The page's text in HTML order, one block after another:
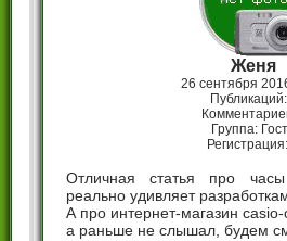
Женя
26 сентября
Группа:
Отличная статья про
реально удивляет
А про интернет-магазин
a раньше не слышал, будем